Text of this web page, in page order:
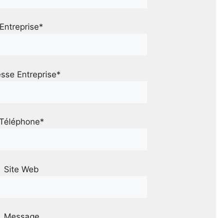
Entreprise*
Entreprise*
Site Web